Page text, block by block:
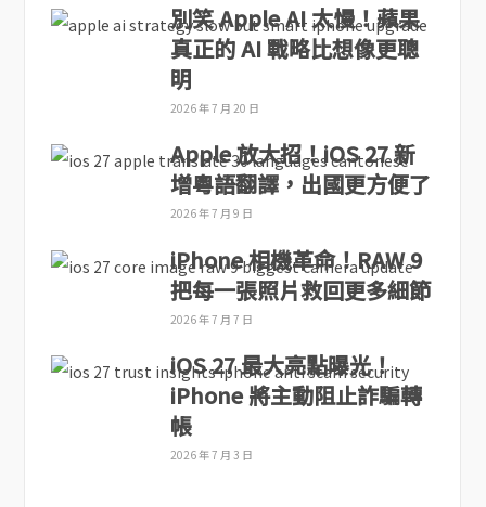
別笑 Apple AI 太慢！蘋果
真正的 AI 戰略比想像更聰
明
2026 年 7 月 20 日
Apple 放大招！iOS 27 新
增粵語翻譯，出國更方便了
2026 年 7 月 9 日
iPhone 相機革命！RAW 9
把每一張照片救回更多細節
2026 年 7 月 7 日
iOS 27 最大亮點曝光！
iPhone 將主動阻止詐騙轉
帳
2026 年 7 月 3 日